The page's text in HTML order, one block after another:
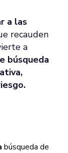
a las
recauden
a
búsqueda
búsqueda de